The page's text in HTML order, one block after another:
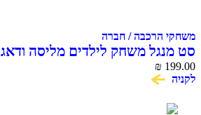
משחקי הרכבה / חברה
סט מנגל משחק לילדים מליסה ודאג Melissa & Doug
₪ 199.00
לקניה